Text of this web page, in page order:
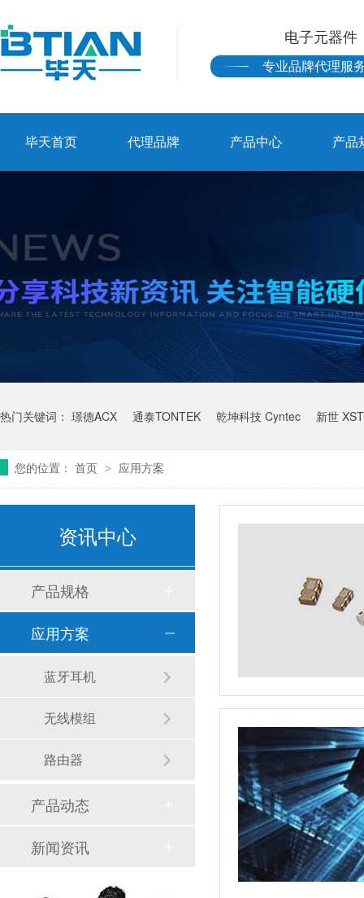
电子元器件
专业品牌代理服
毕天首页 代理品牌 产品中心 产品
热门关键词： 璟德ACX 通泰TONTEK 乾坤科技 Cyntec 新世
您的位置： 首页 > 应用方案
资讯中心
产品规格
应用方案
蓝牙耳机
无线模组
路由器
产品动态
新闻资讯